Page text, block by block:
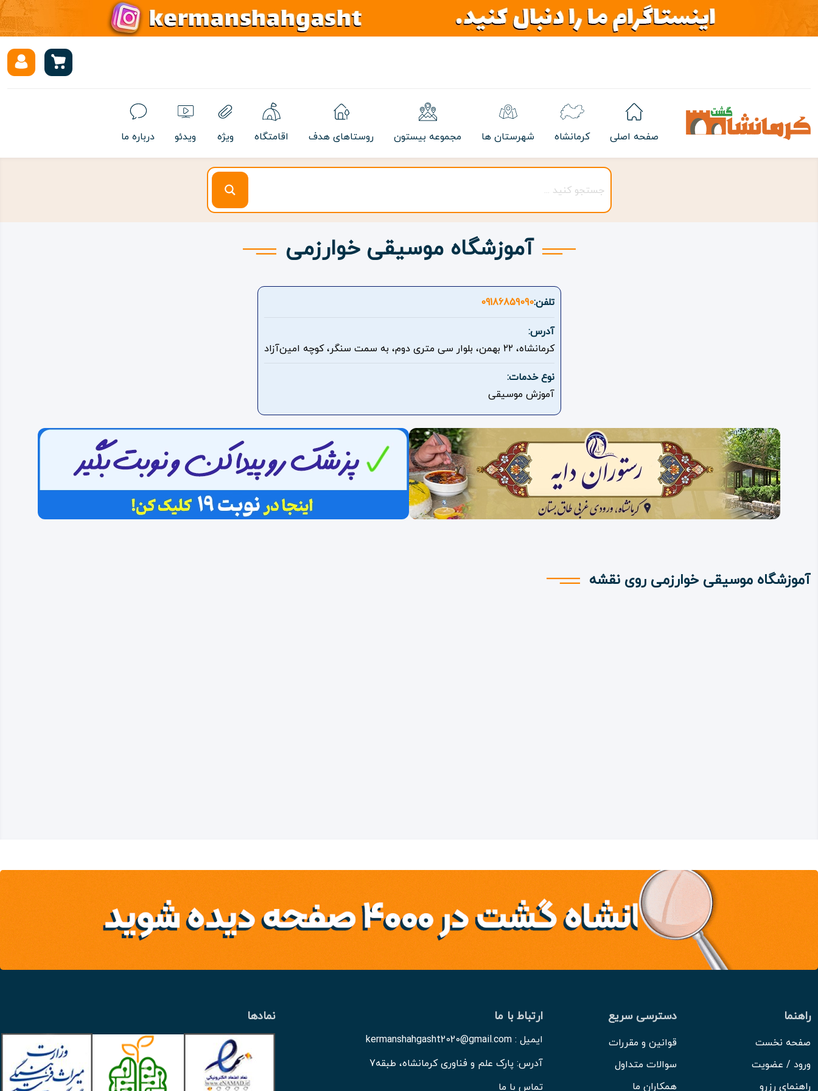
صفحه اصلی کرمانشاه شهرستان ها مجموعه بیستون روستاهای هدف اقامتگاه ویژه ویدئو درباره ما
آموزشگاه موسیقی خوارزمی
تلفن:09186859090
آدرس:
کرمانشاه، ۲۲ بهمن، بلوار سی متری دوم، به سمت سنگر، کوچه امین‌آزاد
نوع خدمات:
آموزش موسیقی
آموزشگاه موسیقی خوارزمی روی نقشه
راهنما
صفحه نخست
ورود / عضویت
راهنمای رزرو
دسترسی سریع
قوانین و مقررات
سوالات متداول
همکاران ما
ارتباط با ما
ایمیل : kermanshahgasht2020@gmail.com
آدرس: پارک علم و فناوری کرمانشاه، طبقه7
تماس با ما
نمادها